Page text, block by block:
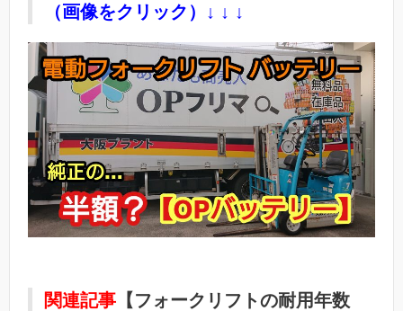
（画像をクリック）↓ ↓ ↓
関連記事 【フォークリフトの耐用年数